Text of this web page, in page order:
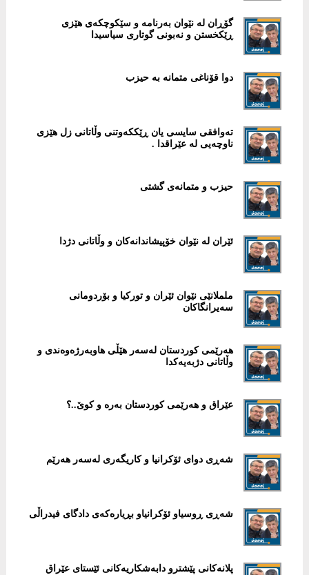
گۆڕان لە نێوان بەرنامە و سێکوچکەی هێزی
ڕێکخستن و نەبونی گوتاری سیاسیدا
دوا قۆناغی متمانە بە حیزب
تەوافقی سایسی یان ڕێککەوتنی وڵاتانی زل هێزی
ناوچەیی لە عێراقدا .
حیزب و متمانەی گشتی
ئێران لە نێوان خۆپیشاندانەکان و وڵاتانی دژدا
ململانێی نێوان ئێران و تورکیا و بۆردومانی
سەیرانگاکان
هەرێمی کوردستان لەسەر هێڵی هاوبەرژەوەندی و
وڵاتانی دژبەیەکدا
عێراق و هەرێمی کوردستان بەرە و کوێ..؟
شەڕی دوای ئۆکرانیا و کاریگەری لەسەر هەرێم
شەڕی ڕوسیاو ئۆکرانیاو بڕیارەکەی دادگای فیدراڵی
پلانەکانی پێشترو دابەشکاریەکانی ئێستای عێراق